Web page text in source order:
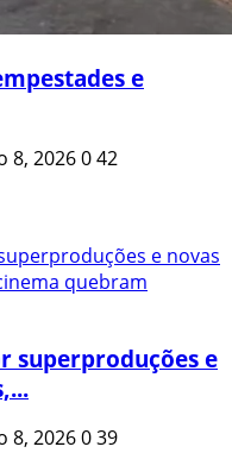
e
8, 2026042
superproduções e
8, 2026039